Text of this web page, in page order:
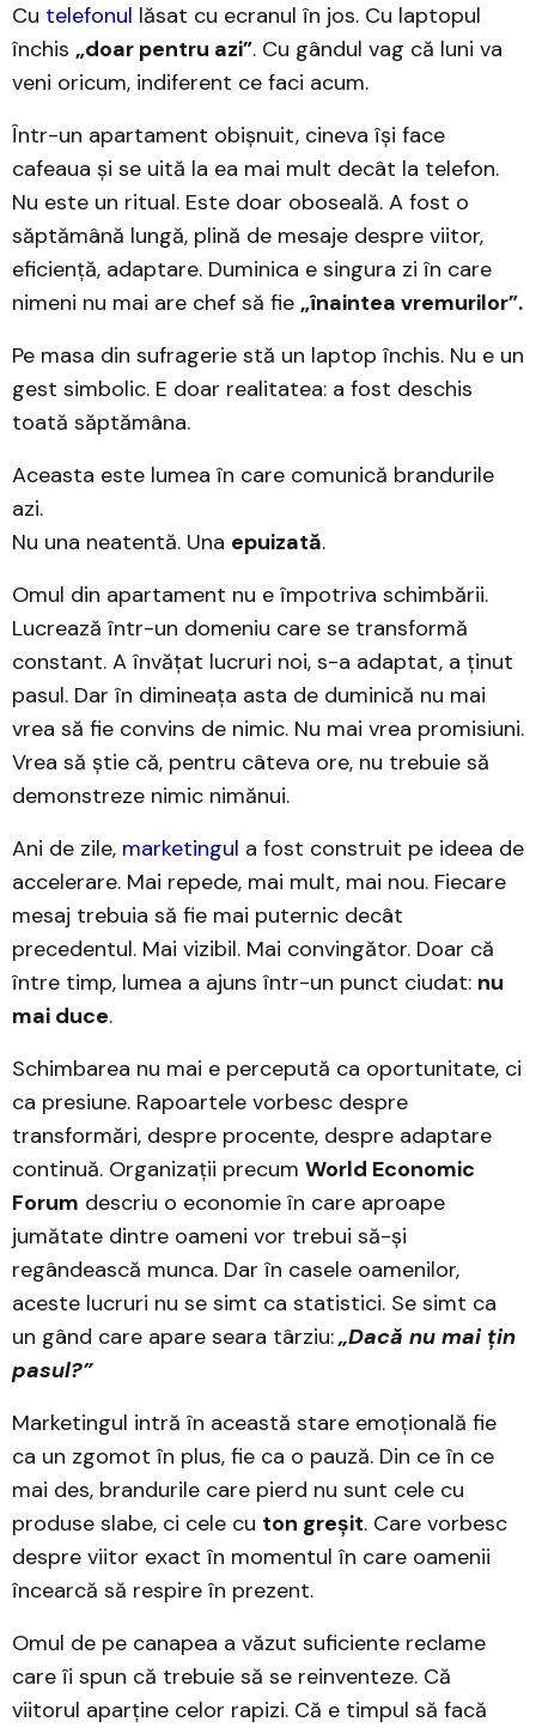
Cu telefonul lăsat cu ecranul în jos. Cu laptopul
închis „doar pentru azi”. Cu gândul vag că luni va
veni oricum, indiferent ce faci acum.
Într-un apartament obișnuit, cineva își face
cafeaua și se uită la ea mai mult decât la telefon.
Nu este un ritual. Este doar oboseală. A fost o
săptămână lungă, plină de mesaje despre viitor,
eficiență, adaptare. Duminica e singura zi în care
nimeni nu mai are chef să fie „înaintea vremurilor”.
Pe masa din sufragerie stă un laptop închis. Nu e un
gest simbolic. E doar realitatea: a fost deschis
toată săptămâna.
Aceasta este lumea în care comunică brandurile
azi.
Nu una neatentă. Una epuizată.
Omul din apartament nu e împotriva schimbării.
Lucrează într-un domeniu care se transformă
constant. A învățat lucruri noi, s-a adaptat, a ținut
pasul. Dar în dimineața asta de duminică nu mai
vrea să fie convins de nimic. Nu mai vrea promisiuni.
Vrea să știe că, pentru câteva ore, nu trebuie să
demonstreze nimic nimănui.
Ani de zile, marketingul a fost construit pe ideea de
accelerare. Mai repede, mai mult, mai nou. Fiecare
mesaj trebuia să fie mai puternic decât
precedentul. Mai vizibil. Mai convingător. Doar că
între timp, lumea a ajuns într-un punct ciudat: nu
mai duce.
Schimbarea nu mai e percepută ca oportunitate, ci
ca presiune. Rapoartele vorbesc despre
transformări, despre procente, despre adaptare
continuă. Organizații precum World Economic
Forum descriu o economie în care aproape
jumătate dintre oameni vor trebui să-și
regândească munca. Dar în casele oamenilor,
aceste lucruri nu se simt ca statistici. Se simt ca
un gând care apare seara târziu:„Dacă nu mai țin
pasul?”
Marketingul intră în această stare emoțională fie
ca un zgomot în plus, fie ca o pauză. Din ce în ce
mai des, brandurile care pierd nu sunt cele cu
produse slabe, ci cele cu ton greșit. Care vorbesc
despre viitor exact în momentul în care oamenii
încearcă să respire în prezent.
Omul de pe canapea a văzut suficiente reclame
care îi spun că trebuie să se reinventeze. Că
viitorul aparține celor rapizi. Că e timpul să facă